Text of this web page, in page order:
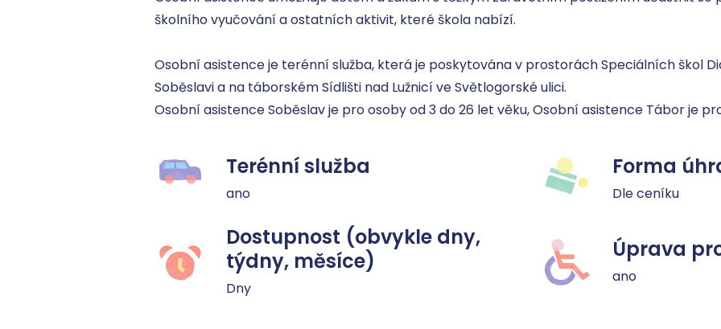
školního vyučování a ostatních aktivit, které škola nabízí.
Osobní asistence je terénní služba, která je poskytována v prostorách Speciálních škol
Soběslavi a na táborském Sídlišti nad Lužnicí ve Světlogorské ulici.
Osobní asistence Soběslav je pro osoby od 3 do 26 let věku, Osobní asistence Tábor je
Terénní služba
ano
Forma
Dle ceníku
Dostupnost (obvykle dny,
týdny, měsíce)
Dny
Úprava
ano